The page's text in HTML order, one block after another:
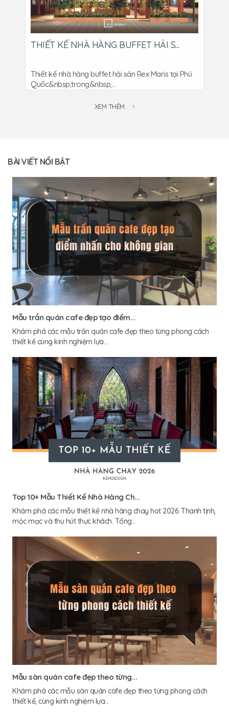
THIẾT KẾ NHÀ HÀNG BUFFET HẢI S...
Thiết kế nhà hàng buffet hải sản Rex Maris tại Phú
Quốc&nbsp;trong&nbsp;...
XEM THÊM
BÀI VIẾT NỔI BẬT
Mẫu trần quán cafe đẹp tạo điểm...
Khám phá các mẫu trần quán cafe đẹp theo từng phong cách
thiết kế cùng kinh nghiệm lựa...
Top 10+ Mẫu Thiết Kế Nhà Hàng Ch...
Khám phá các mẫu thiết kế nhà hàng chay hot 2026: Thanh tịnh,
mộc mạc và thu hút thực khách. Tổng...
Mẫu sàn quán cafe đẹp theo từng...
Khám phá các mẫu sàn quán cafe đẹp theo từng phong cách
thiết kế, cùng kinh nghiệm lựa...